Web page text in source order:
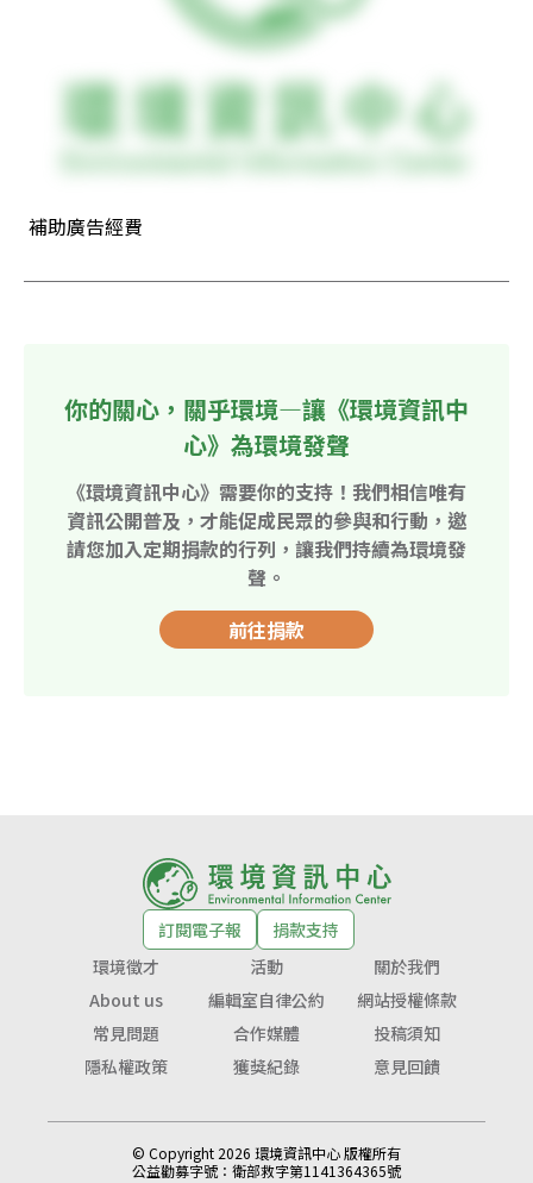
補助廣告經費
你的關心，關乎環境—讓《環境資訊中
心》為環境發聲
《環境資訊中心》需要你的支持！我們相信唯有
資訊公開普及，才能促成民眾的參與和行動，邀
請您加入定期捐款的行列，讓我們持續為環境發
聲。
前往捐款
訂閱電子報
捐款支持
環境徵才
活動
關於我們
About us
編輯室自律公約
網站授權條款
常見問題
合作媒體
投稿須知
隱私權政策
獲獎紀錄 意見回饋
© Copyright 2026 環境資訊中心 版權所有
公益勸募字號： 衛部救字第1141364365號